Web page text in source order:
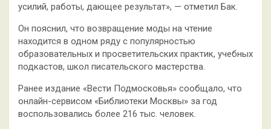
усилий, работы, дающее результат», — отметил Бак.
Он пояснил, что возвращение моды на чтение
находится в одном ряду с популярностью
образовательных и просветительских практик, учебных
подкастов, школ писательского мастерства.
Ранее издание «Вести Подмосковья» сообщало, что
онлайн-сервисом «Библиотеки Москвы» за год
воспользовались более 216 тыс. человек.